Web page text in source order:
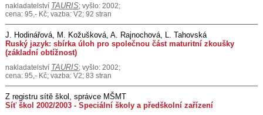
nakladatelství TAURIS; vyšlo: 2002;
cena: 95,- Kč; vazba: V2; 92 stran
J. Hodinářová, M. Kožušková, A. Rajnochová, L. Tahovská
Ruský jazyk: sbírka úloh pro společnou část maturitní zkoušky
(základní obtížnost)
nakladatelství TAURIS; vyšlo: 2002;
cena: 95,- Kč; vazba: V2; 83 stran
Z registru sítě škol, správce MŠMT
Síť škol 2002/2003 - Speciální školy a předškolní zařízení